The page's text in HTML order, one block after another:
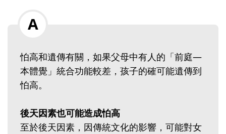
怕高和遺傳有關，如果父母中有人的「前庭—
本體覺」統合功能較差，孩子的確可能遺傳到
怕高。
後天因素也可能造成怕高
至於後天因素，因傳統文化的影響，可能對女